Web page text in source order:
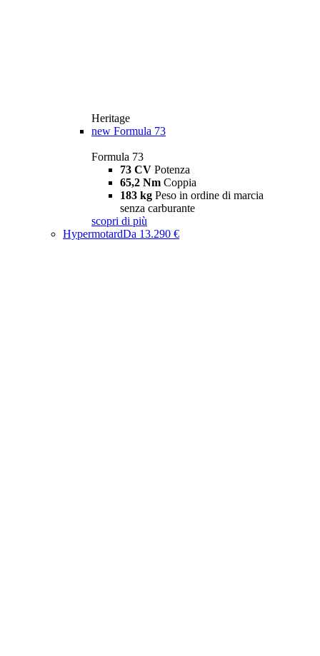
Heritage
new Formula 73
Formula 73
73 CV Potenza
65,2 Nm Coppia
183 kg Peso in ordine di marcia
senza carburante
scopri di più
HypermotardDa 13.290 €